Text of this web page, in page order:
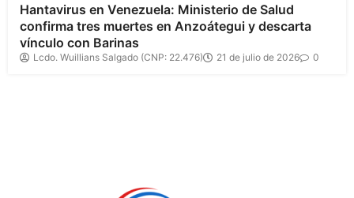
Hantavirus en Venezuela: Ministerio de Salud
confirma tres muertes en Anzoátegui y descarta
vínculo con Barinas
Lcdo. Wuillians Salgado (CNP: 22.476) 21 de julio de 2026 0